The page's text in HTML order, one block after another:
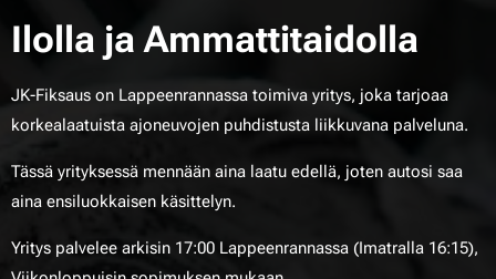
Ilolla ja Ammattitaidolla
JK-Fiksaus on Lappeenrannassa toimiva yritys, joka tarjoaa
korkealaatuista ajoneuvojen puhdistusta liikkuvana palveluna.
Tässä yrityksessä mennään aina laatu edellä, joten autosi saa
aina ensiluokkaisen käsittelyn.
Yritys palvelee arkisin 17:00 Lappeenrannassa (Imatralla 16:15),